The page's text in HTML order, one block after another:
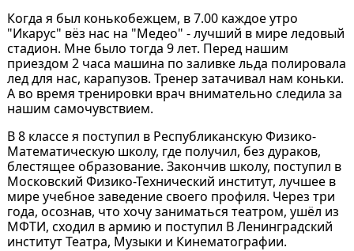
Когда я был конькобежцем, в 7.00 каждое утро
"Икарус" вёз нас на "Медео" - лучший в мире ледовый
стадион. Мне было тогда 9 лет. Перед нашим
приездом 2 часа машина по заливке льда полировала
лед для нас, карапузов. Тренер затачивал нам коньки.
А во время тренировки врач внимательно следила за
нашим самочувствием.
В 8 классе я поступил в Республиканскую Физико-
Математическую школу, где получил, без дураков,
блестящее образование. Закончив школу, поступил в
Московский Физико-Технический институт, лучшее в
мире учебное заведение своего профиля. Через три
года, осознав, что хочу заниматься театром, ушёл из
МФТИ, сходил в армию и поступил В Ленинградский
институт Театра, Музыки и Кинематографии.